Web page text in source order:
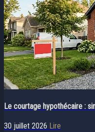
Le courtage hypothécaire :
30 juillet 2026 Lire